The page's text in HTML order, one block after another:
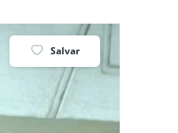
Salvar